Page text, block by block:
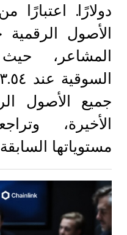
الأصول
المشاعر،
جميع الأصول
الأخيرة،
مستوياتها